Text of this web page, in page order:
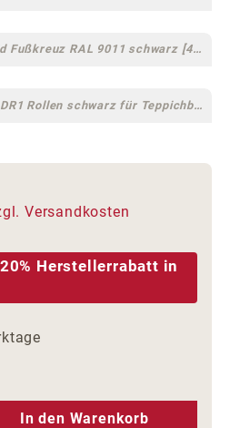
Polyamid Fußkreuz RAL 9011 schwarz [44]
DR1 Rollen schwarz für Teppichböden [10]
Versandkosten
Herstellerrabatt in
Gib den
In den Warenkorb